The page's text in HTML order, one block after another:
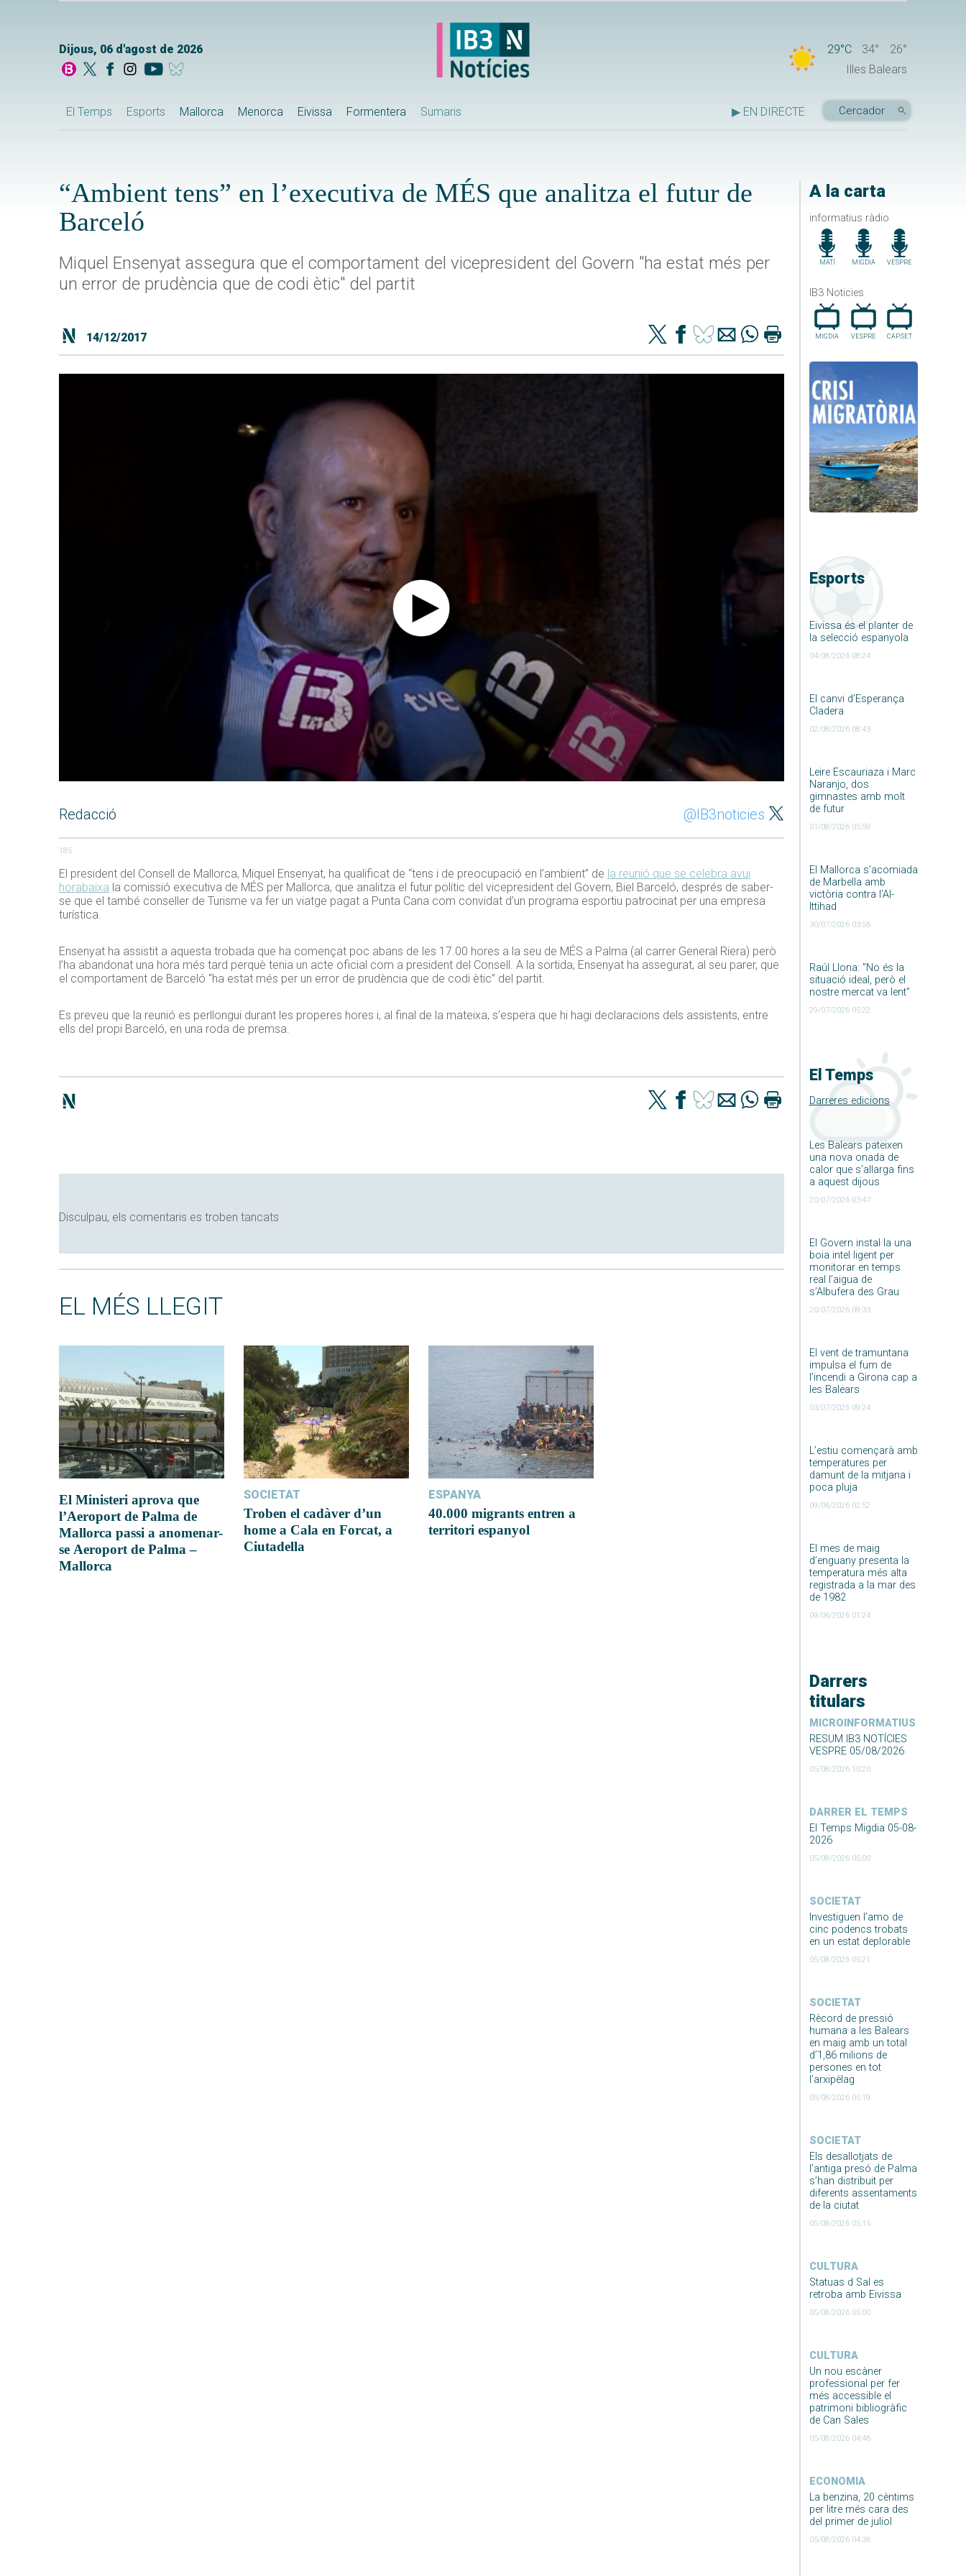
Dijous, 06 d'agost de 2026 29°C 34°
26°
Illes Balears
El Temps Esports Mallorca Menorca Eivissa Formentera Sumaris ▶ EN DIRECTE
A la carta
informatius ràdio
MATÍ MIGDIA VESPRE
IB3 Noticies
MIGDIA VESPRE CAP.SET
Esports
Eivissa és el planter de
la selecció espanyola
04/08/2026 08:24
El canvi d’Esperança
Cladera
02/08/2026 08:43
Leire Escauriaza i Marc
Naranjo, dos
gimnastes amb molt
de futur
01/08/2026 05:59
El Mallorca s’acomiada
de Marbella amb
victòria contra l’Al-
Ittihad
30/07/2026 03:56
Raúl Llona: ”No és la
situació ideal, però el
nostre mercat va lent”
29/07/2026 05:22
El Temps
Darreres edicions
Les Balears pateixen
una nova onada de
calor que s’allarga fins
a aquest dijous
20/07/2026 03:47
El Govern instal·la una
boia intel·ligent per
monitorar en temps
real l’aigua de
s’Albufera des Grau
20/07/2026 09:33
El vent de tramuntana
impulsa el fum de
l’incendi a Girona cap a
les Balears
03/07/2026 09:24
L’estiu començarà amb
temperatures per
damunt de la mitjana i
poca pluja
09/06/2026 02:52
El mes de maig
d’enguany presenta la
temperatura més alta
registrada a la mar des
de 1982
09/06/2026 01:24
Darrers
titulars
MICROINFORMATIUS
RESUM IB3 NOTÍCIES
VESPRE 05/08/2026
05/08/2026 10:20
DARRER EL TEMPS
El Temps Migdia 05-08-
2026
05/08/2026 05:00
SOCIETAT
Investiguen l’amo de
cinc podencs trobats
en un estat deplorable
05/08/2026 05:21
SOCIETAT
Rècord de pressió
humana a les Balears
en maig amb un total
d’1,86 milions de
persones en tot
l’arxipèlag
05/08/2026 05:19
SOCIETAT
Els desallotjats de
l’antiga presó de Palma
s’han distribuit per
diferents assentaments
de la ciutat
05/08/2026 05:15
CULTURA
Statuas d Sal es
retroba amb Eivissa
05/08/2026 05:00
CULTURA
Un nou escàner
professional per fer
més accessible el
patrimoni bibliogràfic
de Can Sales
05/08/2026 04:46
ECONOMIA
La benzina, 20 cèntims
per litre més cara des
del primer de juliol
05/08/2026 04:36
“Ambient tens” en l’executiva de MÉS que analitza el futur de
Barceló
Miquel Ensenyat assegura que el comportament del vicepresident del Govern "ha estat més per
un error de prudència que de codi ètic" del partit
14/12/2017
Redacció @IB3noticies
185
El president del Consell de Mallorca, Miquel Ensenyat, ha qualificat de “tens i de preocupació en l’ambient” de la reunió que se celebra avui
horabaixa la comissió executiva de MÉS per Mallorca, que analitza el futur polític del vicepresident del Govern, Biel Barceló, després de saber-
se que el també conseller de Turisme va fer un viatge pagat a Punta Cana com convidat d’un programa esportiu patrocinat per una empresa
turística.
Ensenyat ha assistit a aquesta trobada que ha començat poc abans de les 17.00 hores a la seu de MÉS a Palma (al carrer General Riera) però
l’ha abandonat una hora més tard perquè tenia un acte oficial com a president del Consell. A la sortida, Ensenyat ha assegurat, al seu parer, que
el comportament de Barceló “ha estat més per un error de prudència que de codi ètic” del partit.
Es preveu que la reunió es perllongui durant les properes hores i, al final de la mateixa, s’espera que hi hagi declaracions dels assistents, entre
ells del propi Barceló, en una roda de premsa.
Disculpau, els comentaris es troben tancats
EL MÉS LLEGIT
El Ministeri aprova que
l’Aeroport de Palma de
Mallorca passi a anomenar-
se Aeroport de Palma –
Mallorca
SOCIETAT
Troben el cadàver d’un
home a Cala en Forcat, a
Ciutadella
ESPANYA
40.000 migrants entren a
territori espanyol